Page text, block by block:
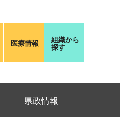
医療情報
組織から
探す
県政情報